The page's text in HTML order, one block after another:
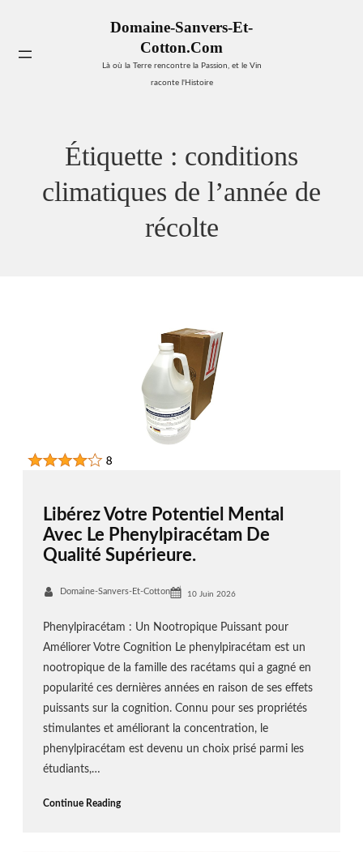
contenu
Domaine-Sanvers-Et-
Cotton.com
Là où la Terre rencontre la Passion, et le Vin
raconte l'Histoire
Étiquette : conditions
climatiques de l’année de
récolte
Libérez Votre Potentiel Mental
Avec Le Phenylpiracétam De
Qualité Supérieure.
Domaine-Sanvers-Et-Cotton 10 Juin 2026
Phenylpiracétam : Un Nootropique Puissant pour
Améliorer Votre Cognition Le phenylpiracétam est un
nootropique de la famille des racétams qui a gagné en
popularité ces dernières années en raison de ses effets
puissants sur la cognition. Connu pour ses propriétés
stimulantes et améliorant la concentration, le
phenylpiracétam est devenu un choix prisé parmi les
étudiants,…
Continue Reading